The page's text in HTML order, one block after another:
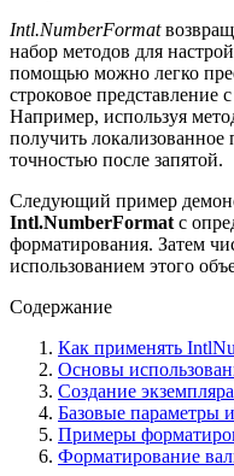
Intl.NumberFormat
набор методов для
помощью можно легко
строковое представление
Например, используя
получить локализованное
точностью после запятой.
Следующий пример
Intl.NumberFormat с
форматирования. Затем
использованием этого
Содержание
Как применять
Основы
Создание
Базовые параметры
Примеры
Форматирование